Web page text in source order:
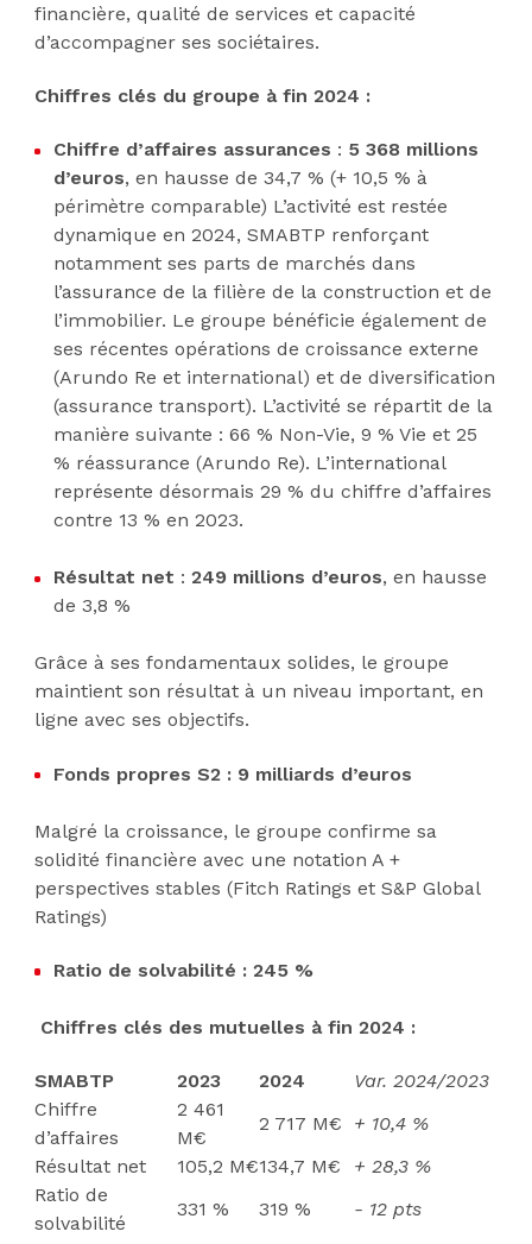
financière, qualité de services et capacité
d’accompagner ses sociétaires.
Chiffres clés du groupe à fin 2024 :
Chiffre d’affaires assurances : 5 368 millions
d’euros, en hausse de 34,7 % (+ 10,5 % à
périmètre comparable) L’activité est restée
dynamique en 2024, SMABTP renforçant
notamment ses parts de marchés dans
l’assurance de la filière de la construction et de
l’immobilier. Le groupe bénéficie également de
ses récentes opérations de croissance externe
(Arundo Re et international) et de diversification
(assurance transport). L’activité se répartit de la
manière suivante : 66 % Non-Vie, 9 % Vie et 25
% réassurance (Arundo Re). L’international
représente désormais 29 % du chiffre d’affaires
contre 13 % en 2023.
Résultat net : 249 millions d’euros, en hausse
de 3,8 %
Grâce à ses fondamentaux solides, le groupe
maintient son résultat à un niveau important, en
ligne avec ses objectifs.
Fonds propres S2 : 9 milliards d’euros
Malgré la croissance, le groupe confirme sa
solidité financière avec une notation A +
perspectives stables (Fitch Ratings et S&P Global
Ratings)
Ratio de solvabilité : 245 %
Chiffres clés des mutuelles à fin 2024 :
SMABTP 2023 2024
Var. 2024/2023
Chiffre
d’affaires
2 461
M€
2 717 M€
+ 10,4 %
Résultat net
105,2 M€134,7 M€
+ 28,3 %
Ratio de
solvabilité
331 % 319 % - 12 pts